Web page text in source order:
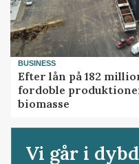
BUSINESS
Efter lån på 182
fordoble
biomasse
Vi går i